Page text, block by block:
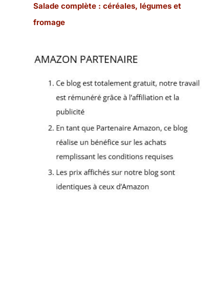
Salade complète : céréales, légumes et
fromage